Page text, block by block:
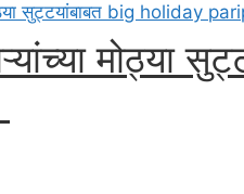
मोठ्या